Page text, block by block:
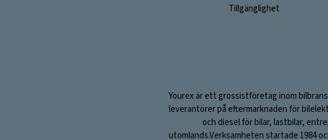
Tillgänglighet
Yourex är ett grossistföretag inom
leverantörer på eftermarknaden för
och diesel för bilar, lastbilar,
utomlands.Verksamheten startade 1984